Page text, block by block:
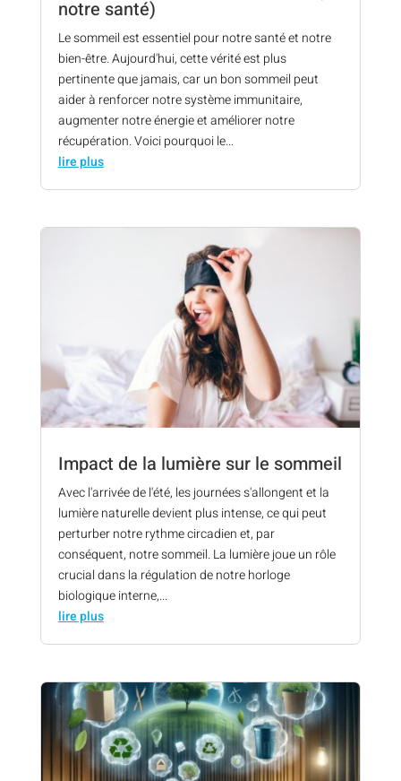
notre santé)
Le sommeil est essentiel pour notre santé et notre
bien-être. Aujourd'hui, cette vérité est plus
pertinente que jamais, car un bon sommeil peut
aider à renforcer notre système immunitaire,
augmenter notre énergie et améliorer notre
récupération. Voici pourquoi le...
lire plus
Impact de la lumière sur le sommeil
Avec l'arrivée de l'été, les journées s'allongent et la
lumière naturelle devient plus intense, ce qui peut
perturber notre rythme circadien et, par
conséquent, notre sommeil. La lumière joue un rôle
crucial dans la régulation de notre horloge
biologique interne,...
lire plus